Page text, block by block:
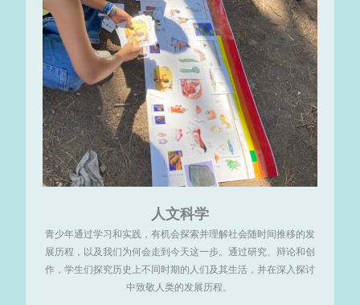
人文科学
青少年通过学习和实践，有机会探索并理解社会随时间推移的发
展历程，以及我们为何会走到今天这一步。通过研究、辩论和创
作，学生们探究历史上不同时期的人们及其生活，并在深入探讨
中致敬人类的发展历程。